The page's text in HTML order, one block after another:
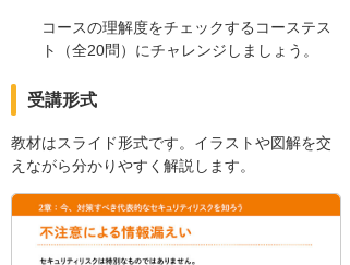
コースの理解度をチェックするコーステス
ト（全20問）にチャレンジしましょう。
受講形式
教材はスライド形式です。イラストや図解を交
えながら分かりやすく解説します。